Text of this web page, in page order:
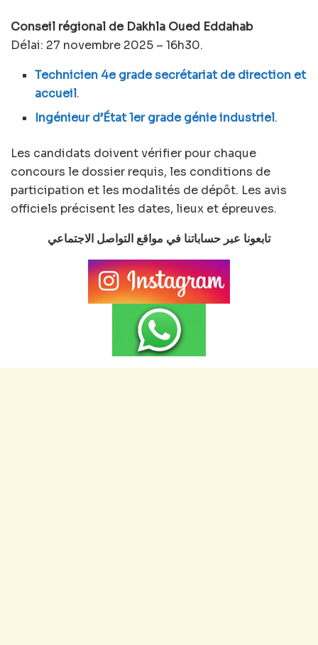
Conseil régional de Dakhla Oued Eddahab
Délai: 27 novembre 2025 – 16h30.
Technicien 4e grade secrétariat de direction et
accueil.
Ingénieur d’État 1er grade génie industriel.
Les candidats doivent vérifier pour chaque
concours le dossier requis, les conditions de
participation et les modalités de dépôt. Les avis
officiels précisent les dates, lieux et épreuves.
تابعونا عبر حساباتنا في مواقع التواصل الاجتماعي